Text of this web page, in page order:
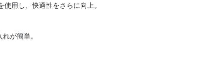
使用し、快適性をさらに向上。
が簡単。